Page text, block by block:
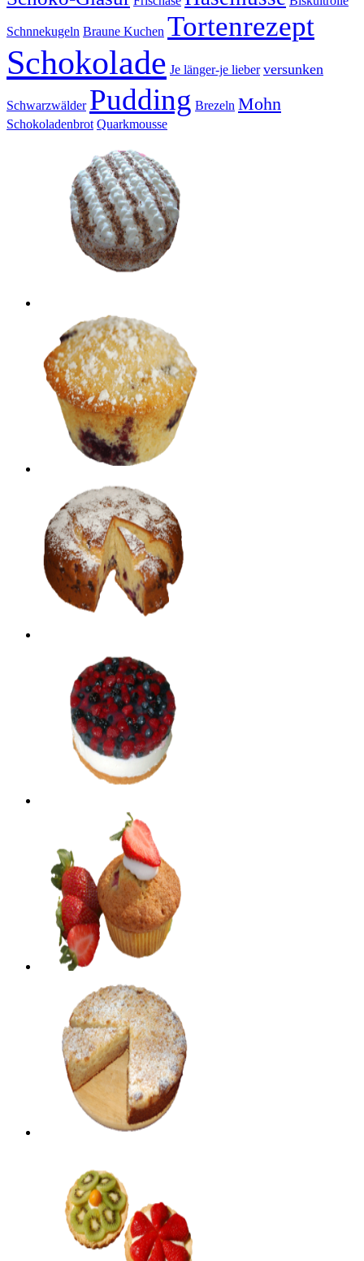
Schnnekugeln Braune Kuchen Tortenrezept
Schokolade Je länger-je lieber versunken
Schwarzwälder Pudding Brezeln Mohn
Schokoladenbrot Quarkmousse